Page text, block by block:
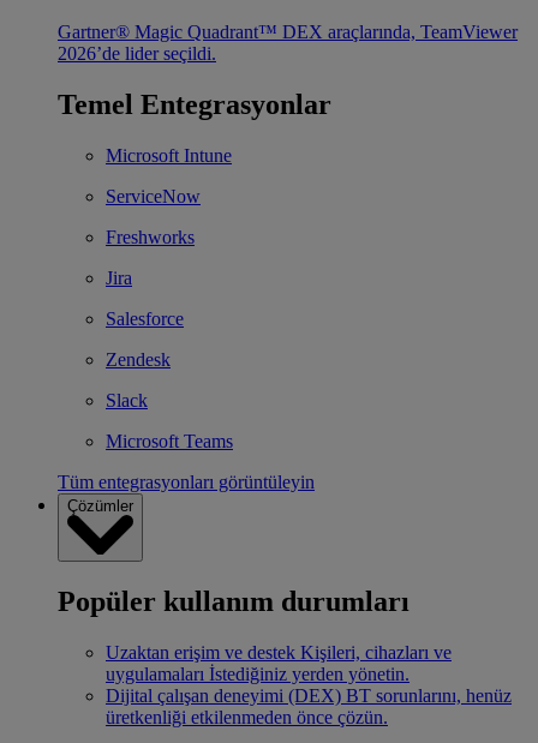
Gartner® Magic Quadrant™ DEX araçlarında, TeamViewer
2026’de lider seçildi.
Temel Entegrasyonlar
Microsoft Intune
ServiceNow
Freshworks
Jira
Salesforce
Zendesk
Slack
Microsoft Teams
Tüm entegrasyonları görüntüleyin
Çözümler
Popüler kullanım durumları
Uzaktan erişim ve destek Kişileri, cihazları ve
uygulamaları İstediğiniz yerden yönetin.
Dijital çalışan deneyimi (DEX) BT sorunlarını, henüz
üretkenliği etkilenmeden önce çözün.